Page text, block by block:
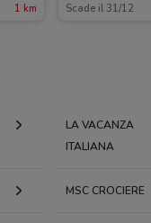
1 km Scade il 31/12
LA VACANZA
ITALIANA
MSC CROCIERE